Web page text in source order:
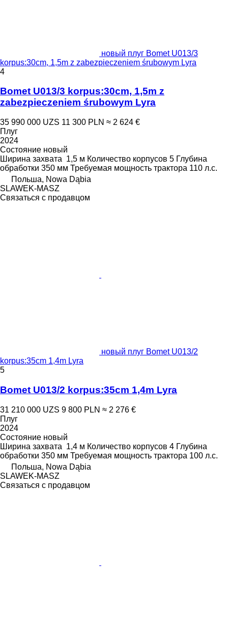
новый плуг Bomet U013/3
korpus:30cm, 1,5m z zabezpieczeniem śrubowym Lyra
4
Bomet U013/3 korpus:30cm, 1,5m z
zabezpieczeniem śrubowym Lyra
35 990 000 UZS 11 300 PLN ≈ 2 624 €
Плуг
2024
Состояние новый
Ширина захвата 1,5 м Количество корпусов 5 Глубина
обработки 350 мм Требуемая мощность трактора 110 л.с.
Польша, Nowa Dąbia
SLAWEK-MASZ
Связаться с продавцом
новый плуг Bomet U013/2
korpus:35cm 1,4m Lyra
5
Bomet U013/2 korpus:35cm 1,4m Lyra
31 210 000 UZS 9 800 PLN ≈ 2 276 €
Плуг
2024
Состояние новый
Ширина захвата 1,4 м Количество корпусов 4 Глубина
обработки 350 мм Требуемая мощность трактора 100 л.с.
Польша, Nowa Dąbia
SLAWEK-MASZ
Связаться с продавцом